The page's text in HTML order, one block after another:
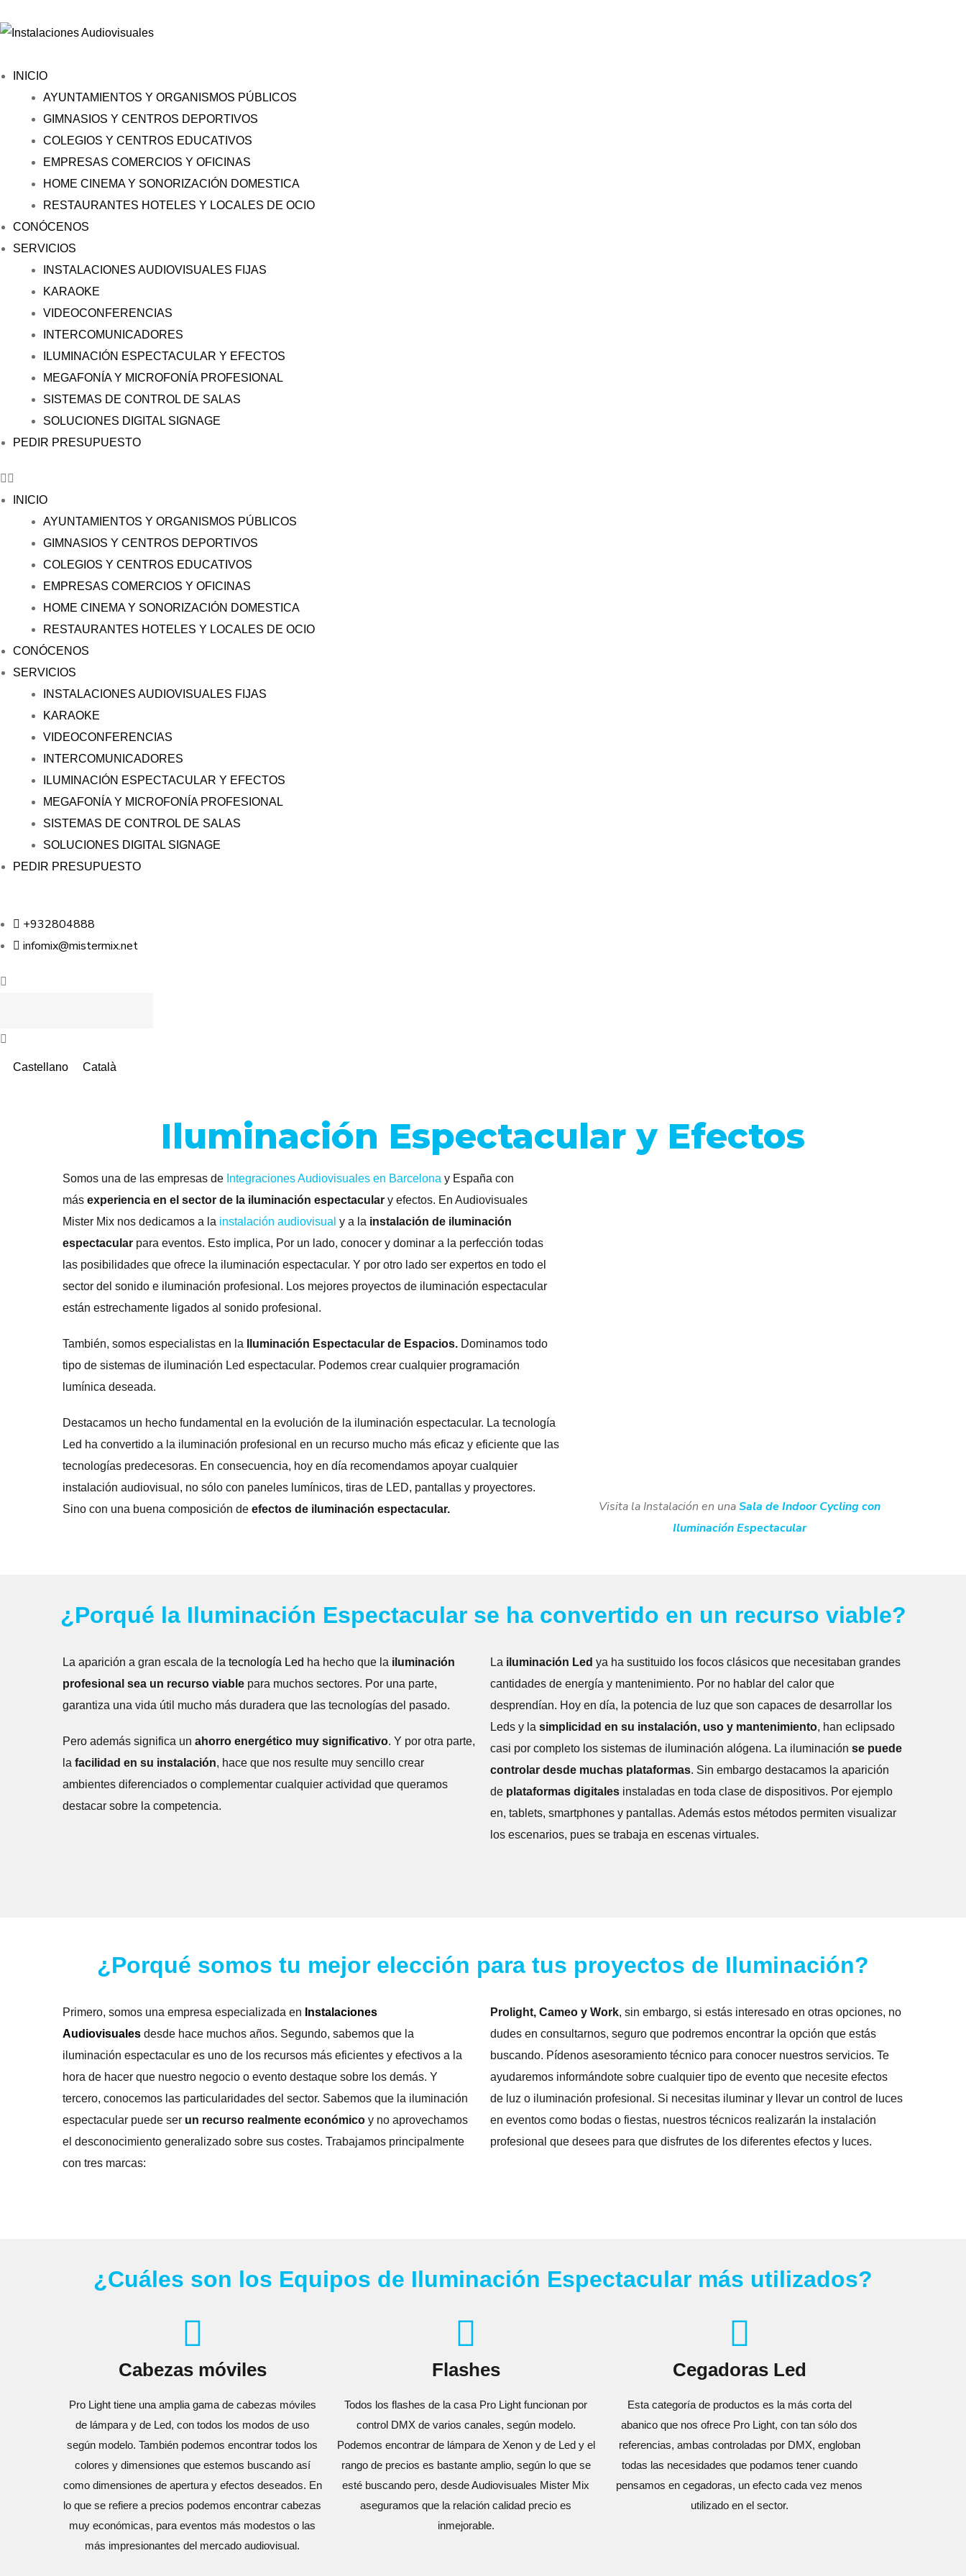
INICIO
AYUNTAMIENTOS Y ORGANISMOS PÚBLICOS
GIMNASIOS Y CENTROS DEPORTIVOS
COLEGIOS Y CENTROS EDUCATIVOS
EMPRESAS COMERCIOS Y OFICINAS
HOME CINEMA Y SONORIZACIÓN DOMESTICA
RESTAURANTES HOTELES Y LOCALES DE OCIO
CONÓCENOS
SERVICIOS
INSTALACIONES AUDIOVISUALES FIJAS
KARAOKE
VIDEOCONFERENCIAS
INTERCOMUNICADORES
ILUMINACIÓN ESPECTACULAR Y EFECTOS
MEGAFONÍA Y MICROFONÍA PROFESIONAL
SISTEMAS DE CONTROL DE SALAS
SOLUCIONES DIGITAL SIGNAGE
PEDIR PRESUPUESTO
INICIO
AYUNTAMIENTOS Y ORGANISMOS PÚBLICOS
GIMNASIOS Y CENTROS DEPORTIVOS
COLEGIOS Y CENTROS EDUCATIVOS
EMPRESAS COMERCIOS Y OFICINAS
HOME CINEMA Y SONORIZACIÓN DOMESTICA
RESTAURANTES HOTELES Y LOCALES DE OCIO
CONÓCENOS
SERVICIOS
INSTALACIONES AUDIOVISUALES FIJAS
KARAOKE
VIDEOCONFERENCIAS
INTERCOMUNICADORES
ILUMINACIÓN ESPECTACULAR Y EFECTOS
MEGAFONÍA Y MICROFONÍA PROFESIONAL
SISTEMAS DE CONTROL DE SALAS
SOLUCIONES DIGITAL SIGNAGE
PEDIR PRESUPUESTO
+932804888
infomix@mistermix.net
Castellano Català
Iluminación Espectacular y Efectos
Somos una de las empresas de Integraciones Audiovisuales en Barcelona y España con
másexperiencia en el sector de la iluminación espectacular y efectos. En Audiovisuales
Mister Mix nos dedicamos a la instalación audiovisual y a la instalación de iluminación
espectacular para eventos. Esto implica, Por un lado, conocer y dominar a la perfección todas
las posibilidades que ofrece la iluminación espectacular. Y por otro lado ser expertos en todo el
sector del sonido e iluminación profesional. Los mejores proyectos de iluminación espectacular
están estrechamente ligados al sonido profesional.
También, somos especialistas en la Iluminación Espectacular de Espacios. Dominamos todo
tipo de sistemas de iluminación Led espectacular. Podemos crear cualquier programación
lumínica deseada.
Destacamos un hecho fundamental en la evolución de la iluminación espectacular. La tecnología
Led ha convertido a la iluminación profesional en un recurso mucho más eficaz y eficiente que las
tecnologías predecesoras. En consecuencia, hoy en día recomendamos apoyar cualquier
instalación audiovisual, no sólo con paneles lumínicos, tiras de LED, pantallas y proyectores.
Sino con una buena composición deefectos de iluminación espectacular. Visita la Instalación en unaSala de Indoor Cycling con
Iluminación Espectacular
¿Porqué la Iluminación Espectacular se ha convertido en un recurso viable?
La aparición a gran escala de latecnología Led ha hecho que la iluminación
profesional sea un recurso viable para muchos sectores. Por una parte,
garantiza una vida útil mucho más duradera que las tecnologías del pasado.
Pero además significa unahorro energético muy significativo. Y por otra parte,
lafacilidad en su instalación, hace que nos resulte muy sencillo crear
ambientes diferenciados o complementar cualquier actividad que queramos
destacar sobre la competencia.
La iluminación Led ya ha sustituido los focos clásicos que necesitaban grandes
cantidades de energía y mantenimiento. Por no hablar del calor que
desprendían. Hoy en día, la potencia de luz que son capaces de desarrollar los
Leds y la simplicidad en su instalación, uso y mantenimiento, han eclipsado
casi por completo los sistemas de iluminación alógena. La iluminación se puede
controlar desde muchas plataformas. Sin embargo destacamos la aparición
de plataformas digitales instaladas en toda clase de dispositivos. Por ejemplo
en, tablets, smartphones y pantallas. Además estos métodos permiten visualizar
los escenarios, pues se trabaja en escenas virtuales.
¿Porqué somos tu mejor elección para tus proyectos de Iluminación?
Primero, somos una empresa especializada en Instalaciones
Audiovisuales desde hace muchos años. Segundo, sabemos que la
iluminación espectacular es uno de los recursos más eficientes y efectivos a la
hora de hacer que nuestro negocio o evento destaque sobre los demás. Y
tercero, conocemos las particularidades del sector. Sabemos que la iluminación
espectacular puede ser un recurso realmente económico y no aprovechamos
el desconocimiento generalizado sobre sus costes. Trabajamos principalmente
con tres marcas:
Prolight, Cameo y Work, sin embargo, si estás interesado en otras opciones, no
dudes en consultarnos, seguro que podremos encontrar la opción que estás
buscando. Pídenos asesoramiento técnico para conocer nuestros servicios. Te
ayudaremos informándote sobre cualquier tipo de evento que necesite efectos
de luz o iluminación profesional. Si necesitas iluminar y llevar un control de luces
en eventos como bodas o fiestas, nuestros técnicos realizarán la instalación
profesional que desees para que disfrutes de los diferentes efectos y luces.
¿Cuáles son los Equipos de Iluminación Espectacular más utilizados?
Cabezas móviles
Pro Light tiene una amplia gama de cabezas móviles
de lámpara y de Led, con todos los modos de uso
según modelo. También podemos encontrar todos los
colores y dimensiones que estemos buscando así
como dimensiones de apertura y efectos deseados. En
lo que se refiere a precios podemos encontrar cabezas
muy económicas, para eventos más modestos o las
más impresionantes del mercado audiovisual.
Flashes
Todos los flashes de la casa Pro Light funcionan por
control DMX de varios canales, según modelo.
Podemos encontrar de lámpara de Xenon y de Led y el
rango de precios es bastante amplio, según lo que se
esté buscando pero, desde Audiovisuales Mister Mix
aseguramos que la relación calidad precio es
inmejorable.
Cegadoras Led
Esta categoría de productos es la más corta del
abanico que nos ofrece Pro Light, con tan sólo dos
referencias, ambas controladas por DMX, engloban
todas las necesidades que podamos tener cuando
pensamos en cegadoras, un efecto cada vez menos
utilizado en el sector.